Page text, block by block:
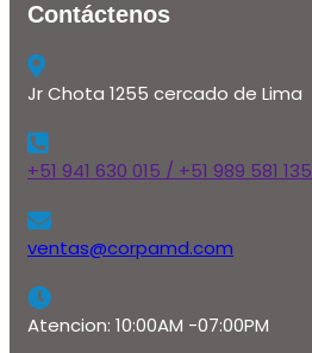
Contáctenos
Jr Chota 1255 cercado de Lima
+51 941 630 015 / +51 989 581 135
ventas@corpamd.com
Atencion: 10:00AM -07:00PM